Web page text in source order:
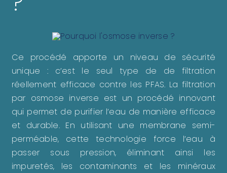
Ce procédé apporte un niveau de sécurité
unique : c’est le seul type de de filtration
réellement efficace contre les PFAS. La filtration
par osmose inverse est un procédé innovant
qui permet de purifier l’eau de manière efficace
et durable. En utilisant une membrane semi-
perméable, cette technologie force l’eau à
passer sous pression, éliminant ainsi les
impuretés, les contaminants et les minéraux